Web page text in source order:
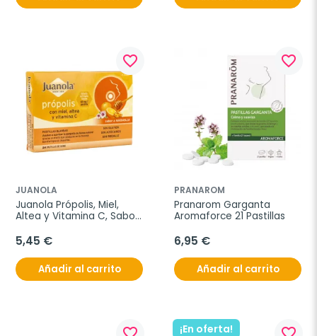
favorite_border
JUANOLA
Juanola Própolis, Miel,
Altea y Vitamina C, Sabor
5,45 €
Añadir al carrito
favorite_border
PRANAROM
Pranarom Garganta
Aromaforce 21 Pastillas
6,95 €
Añadir al carrito
¡En oferta!